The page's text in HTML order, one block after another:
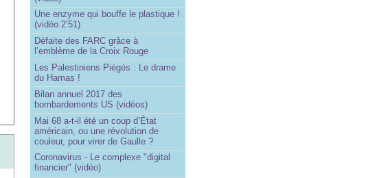
Une enzyme qui bouffe le plastique !
(vidéo 2’51)
Défaite des FARC grâce à
l’emblème de la Croix Rouge
Les Palestiniens Piégés : Le drame
du Hamas !
Bilan annuel 2017 des
bombardements US (vidéos)
Mai 68 a-t-il été un coup d’État
américain, ou une révolution de
couleur, pour virer de Gaulle ?
Coronavirus - Le complexe "digital
financier" (vidéo)